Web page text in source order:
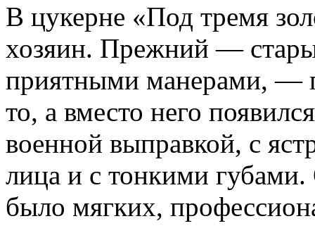
В цукерне «Под тремя
хозяин. Прежний —
приятными манерами, —
то, а вместо него
военной выправкой, с
лица и с тонкими
было мягких,